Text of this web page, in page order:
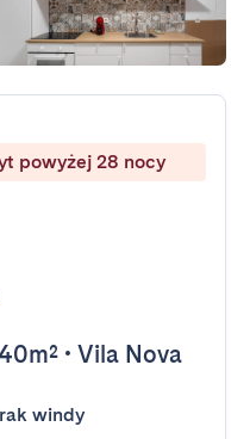
powyżej 28 nocy
• Vila Nova
windy